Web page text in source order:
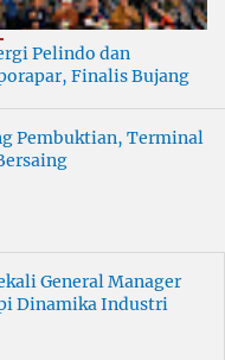
Pelindo dan
Finalis Bujang
Pembuktian, Terminal
General Manager
Dinamika Industri